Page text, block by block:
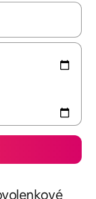
si ich prechádzať